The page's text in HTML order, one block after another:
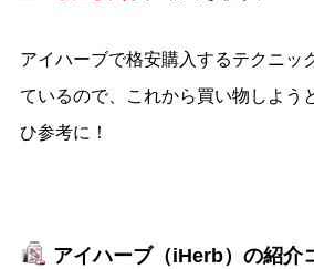
アイハーブで格安購入するテクニッ
ているので、これから買い物しよう
ひ参考に！
アイハーブ（iHerb）の紹介